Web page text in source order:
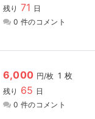
残り 71 日
0 件のコメント
6,000 円/枚 1 枚
残り 65 日
0 件のコメント